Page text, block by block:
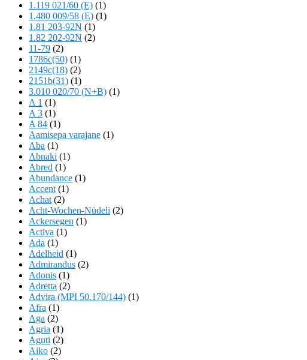
1.119 021/60 (E) (1)
1.480 009/58 (E) (1)
1.81 203-92N (1)
1.82 202-92N (2)
11-79 (2)
1786c(50) (1)
2149c(18) (2)
2151b(31) (1)
3.010 020/70 (N+B) (1)
A 1 (1)
A 3 (1)
A 84 (1)
Aamisepa varajane (1)
Aba (1)
Abnaki (1)
Abred (1)
Abundance (1)
Accent (1)
Achat (2)
Acht-Wochen-Nüdeli (2)
Ackersegen (1)
Activa (1)
Ada (1)
Adelheid (1)
Admirandus (2)
Adonis (1)
Adretta (2)
Advira (MPI 50.170/144) (1)
Afra (1)
Aga (2)
Agria (1)
Aguti (2)
Aiko (2)